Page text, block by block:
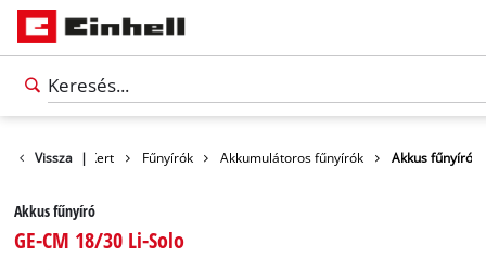
Vissza |
Termékek Kert Fűnyírók Akkumulátoros fűnyírók Akkus fűnyíró
Akkus fűnyíró
GE-CM 18/30 Li-Solo